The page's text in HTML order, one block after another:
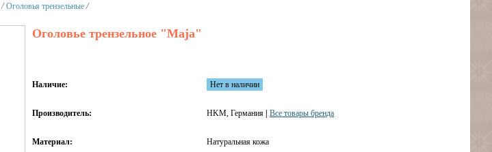
/ Оголовья трензельные /
Оголовье трензельное "Maja"
Наличие: Нет в наличии
Производитель: HKM, Германия| Все товары бренда
Материал: Натуральная кожа